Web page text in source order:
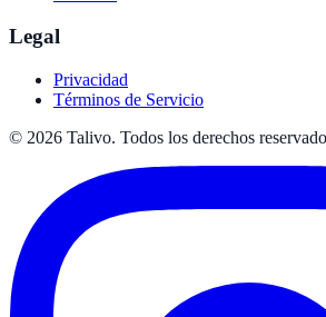
Legal
Privacidad
Términos de Servicio
© 2026 Talivo. Todos los derechos